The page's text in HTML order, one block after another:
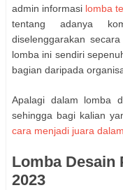
admin informasi lomba
tentang adanya
diselenggarakan
lomba ini sendiri
bagian daripada
Apalagi dalam lomba
sehingga bagi kalian
cara menjadi juara
Lomba Desain
2023